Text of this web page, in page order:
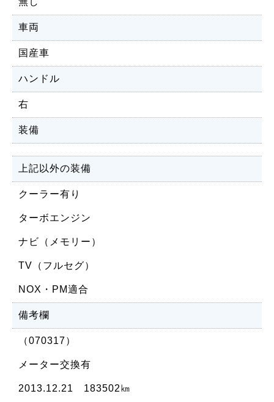
車両
国産車
ハンドル
右
装備
上記以外の装備
クーラー有り
ターボエンジン
ナビ（メモリー）
TV（フルセグ）
NOX・PM適合
備考欄
（070317）
メーター交換有
2013.12.21 183502㎞